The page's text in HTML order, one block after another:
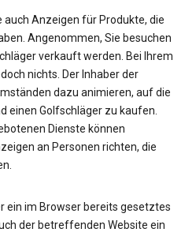
auch Anzeigen für Produkte, die
Angenommen, Sie besuchen
verkauft werden. Bei Ihrem
nichts. Der Inhaber der
dazu animieren, auf die
einen Golfschläger zu kaufen.
Dienste können
an Personen richten, die
ein im Browser bereits gesetztes
der betreffenden Website ein